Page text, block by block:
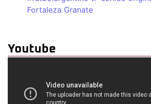
Fortaleza Granate
Youtube